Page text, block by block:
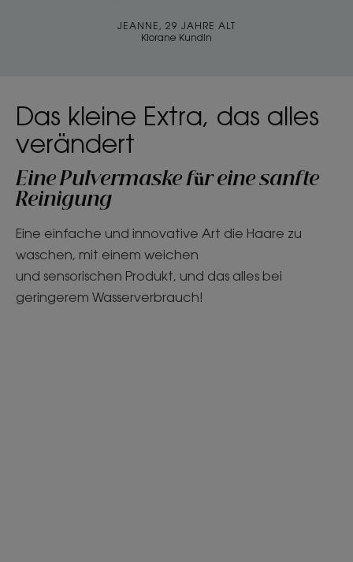
JEANNE, 29 JAHRE ALT
Klorane Kundin
Das kleine Extra, das alles
verändert
Eine Pulvermaske für eine sanfte
Reinigung
Eine einfache und innovative Art die Haare zu
waschen, mit einem weichen
und sensorischen Produkt, und das alles bei
geringerem Wasserverbrauch!